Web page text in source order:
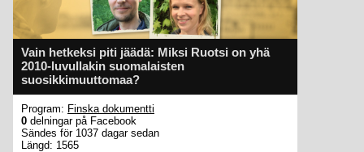
Vain hetkeksi piti jäädä: Miksi Ruotsi on yhä
2010-luvullakin suomalaisten
suosikkimuuttomaa?
Program: Finska dokumentti
0 delningar på Facebook
Sändes för 1037 dagar sedan
Längd: 1565